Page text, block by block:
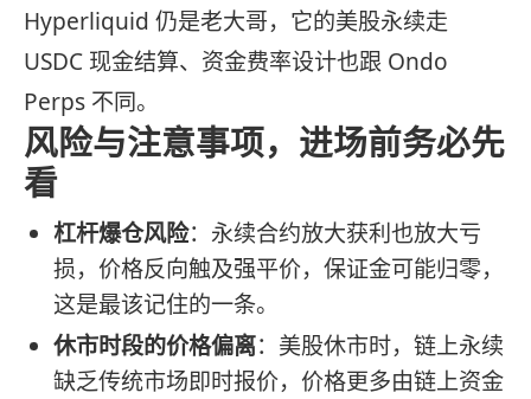
Hyperliquid 仍是老大哥，它的美股永续走
USDC 现金结算、资金费率设计也跟 Ondo
Perps 不同。
风险与注意事项，进场前务必先
看
杠杆爆仓风险：永续合约放大获利也放大亏
损，价格反向触及强平价，保证金可能归零，
这是最该记住的一条。
休市时段的价格偏离：美股休市时，链上永续
缺乏传统市场即时报价，价格更多由链上资金